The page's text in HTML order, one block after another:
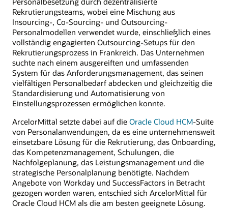
Rekrutierungsteams, wobei eine Mischung aus
Insourcing-, Co-Sourcing- und Outsourcing-
Personalmodellen verwendet wurde, einschließlich eines
vollständig engagierten Outsourcing-Setups für den
Rekrutierungsprozess in Frankreich. Das Unternehmen
suchte nach einem ausgereiften und umfassenden
System für das Anforderungsmanagement, das seinen
vielfältigen Personalbedarf abdecken und gleichzeitig die
Standardisierung und Automatisierung von
Einstellungsprozessen ermöglichen konnte.
ArcelorMittal setzte dabei auf die Oracle Cloud HCM-Suite
von Personalanwendungen, da es eine unternehmensweit
einsetzbare Lösung für die Rekrutierung, das Onboarding,
das Kompetenzmanagement, Schulungen, die
Nachfolgeplanung, das Leistungsmanagement und die
strategische Personalplanung benötigte. Nachdem
Angebote von Workday und SuccessFactors in Betracht
gezogen worden waren, entschied sich ArcelorMittal für
Oracle Cloud HCM als die am besten geeignete Lösung.